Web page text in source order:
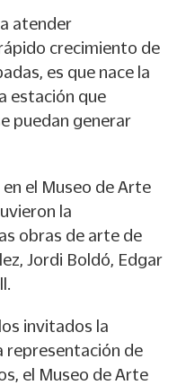
atender
crecimiento de
es que nace la
estación que
puedan generar
el Museo de Arte
la
obras de arte de
Jordi Boldó, Edgar
invitados la
representación de
el Museo de Arte